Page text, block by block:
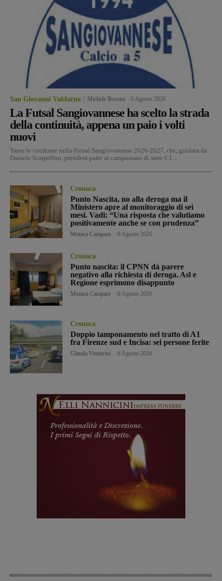
San Giovanni Valdarno Michele Bossini 6 Agosto 2026
La Futsal Sangiovannese ha scelto la strada
della continuità, appena un paio i volti
nuovi
Tante le conferme nella Futsal Sangiovannese 2026-2027, che, guidata da
Daniele Scarpellini, prenderà parte al campionato di serie C1...
Cronaca
Punto Nascita, no alla deroga ma il
Ministero apre al monitoraggio di sei
mesi. Vadi: “Una risposta che valutiamo
positivamente anche se con prudenza”
Monica Campani 6 Agosto 2026
Cronaca
Punto nascita: il CPNN dà parere
negativo alla richiesta di deroga. Asl e
Regione esprimono disappunto
Monica Campani 6 Agosto 2026
Cronaca
Doppio tamponamento nel tratto di A1
fra Firenze sud e Incisa: sei persone ferite
Glenda Venturini 6 Agosto 2026